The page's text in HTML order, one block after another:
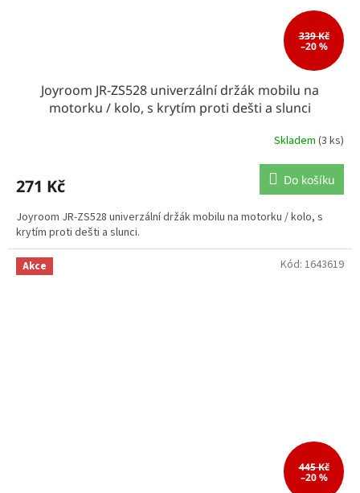
339 Kč
–20 %
Joyroom JR-ZS528 univerzální držák mobilu na
motorku / kolo, s krytím proti dešti a slunci
Skladem (3 ks)
271 Kč Do košíku
Joyroom JR-ZS528 univerzální držák mobilu na motorku / kolo, s
krytím proti dešti a slunci.
Akce
445 Kč
–20 %
Kód: 1643619